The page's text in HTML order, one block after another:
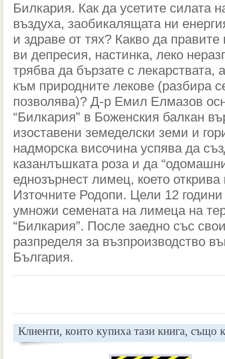
Билкария. Как да усетите силата
въздуха, заобикалящата ни
и здраве от тях? Какво да
ви депресия, настинка, леко
трябва да бързате с лекарствата,
към природните лекове (разбира
позволява)? Д-р Емил Елмазов
“Билкария” в Боженския балкан
изоставени земеделски земи и
надморска височина успява да
казанлъшката роза и да
еднозърнест лимец, което
Източните Родопи. Цели 12
умножи семената на лимеца на
“Билкария”. После заедно със
разпределя за възпроизводство
България.
Клиенти, които купиха тази книга, също